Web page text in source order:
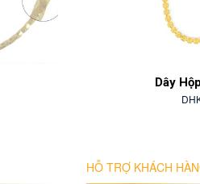
Dây
HỖ TRỢ KHÁCH